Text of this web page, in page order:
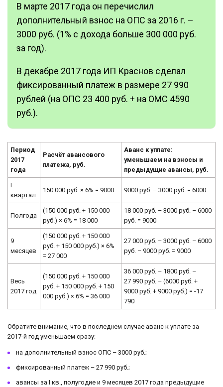
В марте 2017 года он перечислил
дополнительный взнос на ОПС за 2016 г. –
3000 руб. (1% с дохода больше 300 000 руб.
за год).
В декабре 2017 года ИП Краснов сделал
фиксированный платеж в размере 27 990
рублей (на ОПС 23 400 руб. + на ОМС 4590
руб.).
Период
2017
года
Расчёт авансового
платежа, руб.
Аванс к уплате:
уменьшаем на взносы и
предыдущие авансы, руб.
I
квартал
150 000 руб. × 6% = 9000 9000 руб. – 3000 руб. = 6000
Полгода
(150 000 руб. + 150 000
руб.) × 6% = 18 000
18 000 руб. – 3000 руб. – 6000
руб. = 9000
9
месяцев
(150 000 руб. + 150 000
руб. + 150 000 руб.) × 6%
= 27 000
27 000 руб. – 3000 руб. – 6000
руб. – 9000 руб. = 9000
Весь
2017 год
(150 000 руб. + 150 000
руб. + 150 000 руб. + 150
000 руб.) × 6% = 36 000
36 000 руб. – 1800 руб. –
27 990 руб. – (6000 руб. +
9000 руб. + 9000 руб.) = -17
790
Обратите внимание, что в последнем случае аванс к уплате за
2017-й год уменьшаем сразу:
на дополнительный взнос ОПС – 3000 руб.;
фиксированный платеж – 27 990 руб.;
авансы за I кв., полугодие и 9 месяцев 2017 года предыдущие